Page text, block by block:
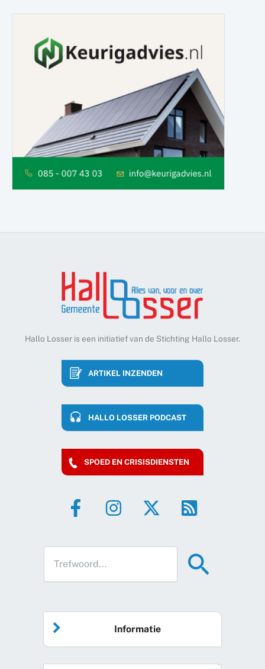
Hallo Losser is een initiatief van de Stichting Hallo Losser.
ARTIKEL INZENDEN
HALLO LOSSER PODCAST
SPOED EN CRISISDIENSTEN
Informatie
Home